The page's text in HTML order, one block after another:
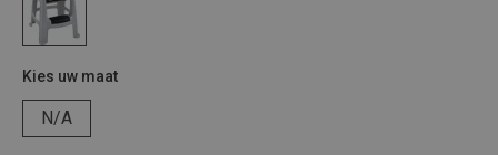
Kies uw maat
N/A